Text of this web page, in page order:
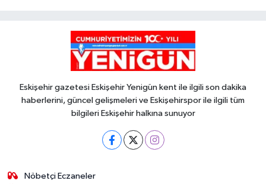
Eskişehir gazetesi Eskişehir Yenigün kent ile ilgili son dakika
haberlerini, güncel gelişmeleri ve Eskişehirspor ile ilgili tüm
bilgileri Eskişehir halkına sunuyor
Nöbetçi Eczaneler